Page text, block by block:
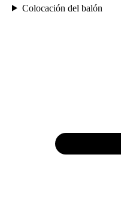
Colocación del balón